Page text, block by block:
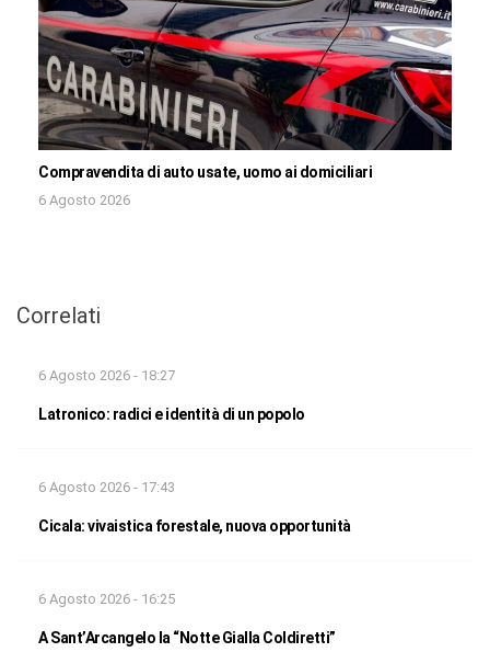
Compravendita di auto usate, uomo ai domiciliari
6 Agosto 2026
Correlati
6 Agosto 2026 - 18:27
Latronico: radici e identità di un popolo
6 Agosto 2026 - 17:43
Cicala: vivaistica forestale, nuova opportunità
6 Agosto 2026 - 16:25
A Sant’Arcangelo la “Notte Gialla Coldiretti”